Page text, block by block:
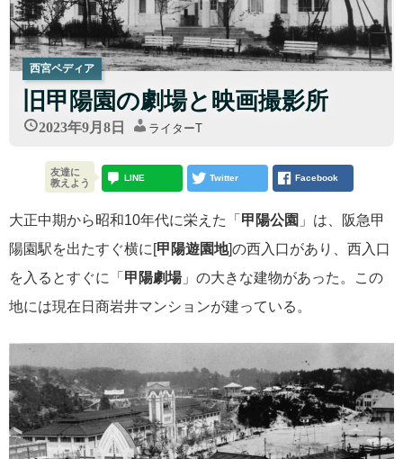
西宮ペディア
旧甲陽園の劇場と映画撮影所
2023年9月8日 ライターT
大正中期から昭和10年代に栄えた「 甲陽公園 」は、阪急甲
陽園駅を出たすぐ横に[甲陽遊園地]の西入口があり、西入口
を入るとすぐに「 甲陽劇場」の大きな建物があった。この
地には現在日商岩井マンションが建っている。
友達に
教えよう
LINE Twitter Facebook